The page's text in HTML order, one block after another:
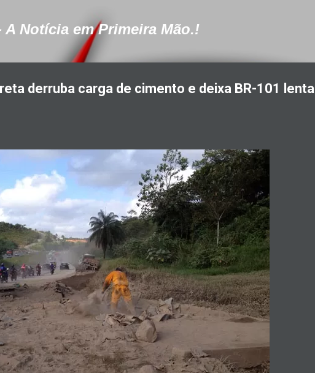
A Notícia em Primeira Mão.!
derruba carga de cimento e deixa BR-101 lenta